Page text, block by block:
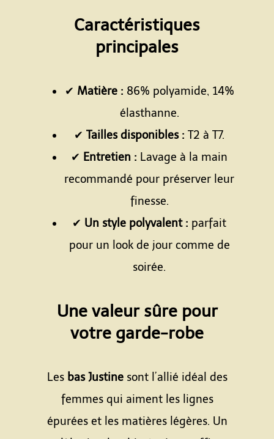
Caractéristiques
principales
✔ Matière : 86% polyamide, 14%
élasthanne.
✔ Tailles disponibles : T2 à T7.
✔ Entretien : Lavage à la main
recommandé pour préserver leur
finesse.
✔ Un style polyvalent : parfait
pour un look de jour comme de
soirée.
Une valeur sûre pour
votre garde-robe
Les bas Justinesont l’allié idéal des
femmes qui aiment les lignes
épurées et les matières légères. Un